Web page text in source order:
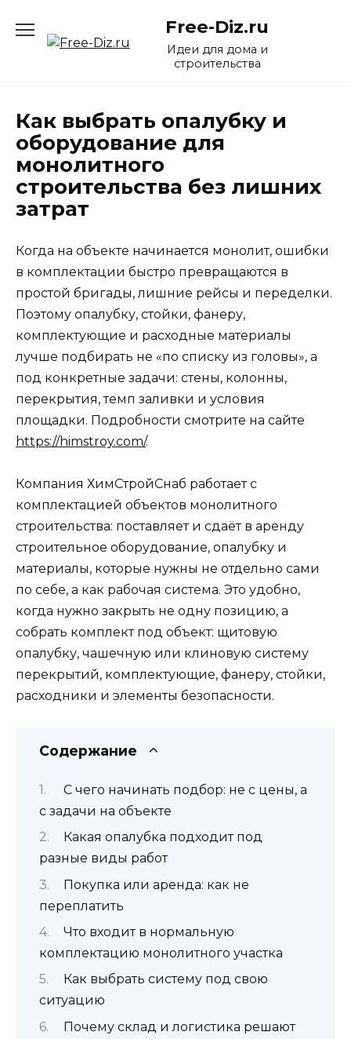
содержанию
Free-Diz.ru
Идеи для дома и
строительства
Как выбрать опалубку и
оборудование для
монолитного
строительства без лишних
затрат
Когда на объекте начинается монолит, ошибки
в комплектации быстро превращаются в
простой бригады, лишние рейсы и переделки.
Поэтому опалубку, стойки, фанеру,
комплектующие и расходные материалы
лучше подбирать не «по списку из головы», а
под конкретные задачи: стены, колонны,
перекрытия, темп заливки и условия
площадки. Подробности смотрите на сайте
https://himstroy.com/.
Компания ХимСтройСнаб работает с
комплектацией объектов монолитного
строительства: поставляет и сдаёт в аренду
строительное оборудование, опалубку и
материалы, которые нужны не отдельно сами
по себе, а как рабочая система. Это удобно,
когда нужно закрыть не одну позицию, а
собрать комплект под объект: щитовую
опалубку, чашечную или клиновую систему
перекрытий, комплектующие, фанеру, стойки,
расходники и элементы безопасности.
Содержание
С чего начинать подбор: не с цены, а
с задачи на объекте
Какая опалубка подходит под
разные виды работ
Покупка или аренда: как не
переплатить
Что входит в нормальную
комплектацию монолитного участка
Как выбрать систему под свою
ситуацию
Почему склад и логистика решают